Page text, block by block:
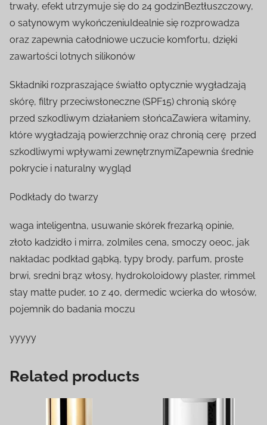
trwały, efekt utrzymuje się do 24 godzinBeztłuszczowy,
o satynowym wykończeniuIdealnie się rozprowadza
oraz zapewnia całodniowe uczucie komfortu, dzięki
zawartości lotnych silikonów
Składniki rozpraszające światło optycznie wygładzają
skórę, filtry przeciwsłoneczne (SPF15) chronią skórę
przed szkodliwym działaniem słońcaZawiera witaminy,
które wygładzają powierzchnię oraz chronią cerę przed
szkodliwymi wpływami zewnętrznymiZapewnia średnie
pokrycie i naturalny wygląd
Podkłady do twarzy
waga inteligentna, usuwanie skórek frezarką opinie,
złoto kadzidło i mirra, zolmiles cena, smoczy oeoc, jak
nakładac podkład gąbką, typy brody, parfum, proste
brwi, sredni brąz włosy, hydrokoloidowy plaster, rimmel
stay matte puder, 10 z 40, dermedic wcierka do włosów,
pojemnik do badania moczu
yyyyy
Related products